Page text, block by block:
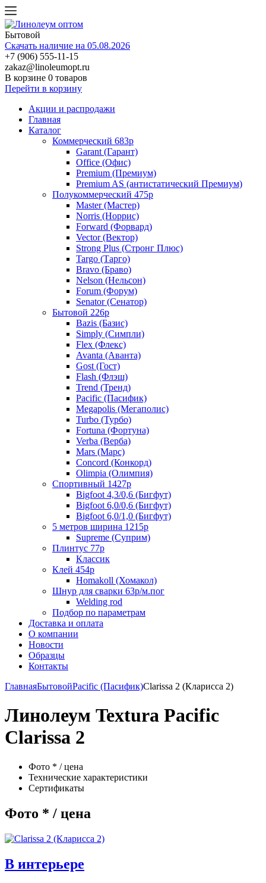
Бытовой
Скачать наличие на 05.08.2026
+7 (906) 555-11-15
zakaz@linoleumopt.ru
В корзине 0 товаров
Перейти в корзину
Акции и распродажи
Главная
Каталог
Коммерческий 683р
Garant (Гарант)
Office (Офис)
Premium (Премиум)
Premium AS (антистатический Премиум)
Полукоммерческий 475р
Master (Мастер)
Norris (Норрис)
Forward (Форвард)
Vector (Вектор)
Strong Plus (Стронг Плюс)
Targo (Тарго)
Bravo (Браво)
Nelson (Нельсон)
Forum (Форум)
Senator (Сенатор)
Бытовой 226р
Bazis (Базис)
Simply (Симпли)
Flex (Флекс)
Avanta (Аванта)
Gost (Гост)
Flash (Флэш)
Trend (Тренд)
Pacific (Пасифик)
Megapolis (Мегаполис)
Turbo (Турбо)
Fortuna (Фортуна)
Verba (Верба)
Mars (Марс)
Concord (Конкорд)
Olimpia (Олимпия)
Спортивный 1427р
Bigfoot 4,3/0,6 (Бигфут)
Bigfoot 6,0/0,6 (Бигфут)
Bigfoot 6,0/1,0 (Бигфут)
5 метров ширина 1215р
Supreme (Суприм)
Плинтус 77р
Классик
Клей 454р
Homakoll (Хомакол)
Шнур для сварки 63р/м.пог
Welding rod
Подбор по параметрам
Доставка и оплата
О компании
Новости
Образцы
Контакты
ГлавнаяБытовойPacific (Пасифик)Clarissa 2 (Кларисса 2)
Линолеум Textura Pacific
Clarissa 2
Фото * / цена
Технические характеристики
Сертификаты
Фото * / цена
В интерьере